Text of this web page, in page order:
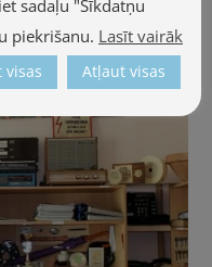
sadaļu "Sīkdatņu
piekrišanu. Lasīt vairāk
visas Atļaut visas